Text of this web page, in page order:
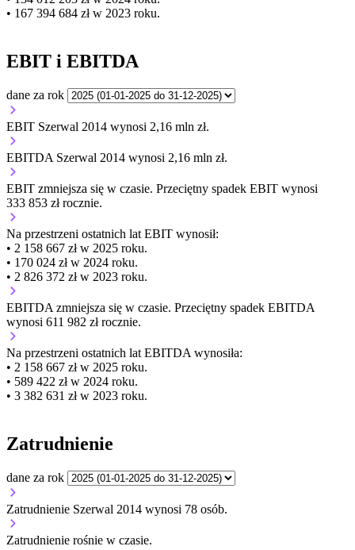
• 167 394 684 zł w 2023 roku.
EBIT i EBITDA
dane za rok
EBIT Szerwal 2014 wynosi 2,16 mln zł.
EBITDA Szerwal 2014 wynosi 2,16 mln zł.
EBIT zmniejsza się w czasie. Przeciętny spadek EBIT wynosi
333 853 zł rocznie.
Na przestrzeni ostatnich lat EBIT wynosił:
• 2 158 667 zł w 2025 roku.
• 170 024 zł w 2024 roku.
• 2 826 372 zł w 2023 roku.
EBITDA zmniejsza się w czasie. Przeciętny spadek EBITDA
wynosi 611 982 zł rocznie.
Na przestrzeni ostatnich lat EBITDA wynosiła:
• 2 158 667 zł w 2025 roku.
• 589 422 zł w 2024 roku.
• 3 382 631 zł w 2023 roku.
Zatrudnienie
dane za rok
Zatrudnienie Szerwal 2014 wynosi 78 osób.
Zatrudnienie rośnie w czasie.